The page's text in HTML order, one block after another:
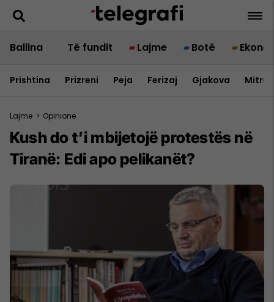
Ballina Të fundit Lajme Botë
Prishtina Prizreni Peja Ferizaj Gjakova
Lajme > Opinione
Kush do t’i mbijetojë protestës në
Tiranë: Edi apo pelikanët?